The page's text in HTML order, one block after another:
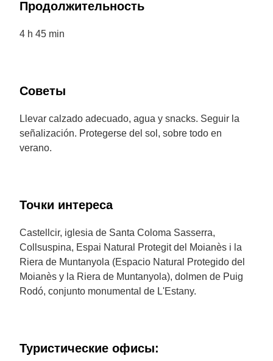
Продолжительность
4 h 45 min
Советы
Llevar calzado adecuado, agua y snacks. Seguir la
señalización. Protegerse del sol, sobre todo en
verano.
Точки интереса
Castellcir, iglesia de Santa Coloma Sasserra,
Collsuspina, Espai Natural Protegit del Moianès i la
Riera de Muntanyola (Espacio Natural Protegido del
Moianès y la Riera de Muntanyola), dolmen de Puig
Rodó, conjunto monumental de L'Estany.
Туристические офисы: